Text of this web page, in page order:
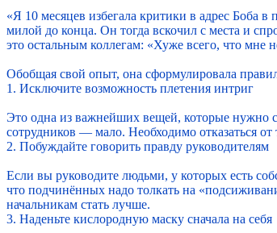
«Я 10 месяцев избегала критики в адрес Боба
милой до конца. Он тогда вскочил с места и
это остальным коллегам: «Хуже всего, что мне
Обобщая свой опыт, она сформулировала
1. Исключите возможность плетения интриг
Это одна из важнейших вещей, которые нужно
сотрудников — мало. Необходимо отказаться
2. Побуждайте говорить правду руководителям
Если вы руководите людьми, у которых есть
что подчинённых надо толкать на
начальникам стать лучше.
3. Наденьте кислородную маску сначала на себя